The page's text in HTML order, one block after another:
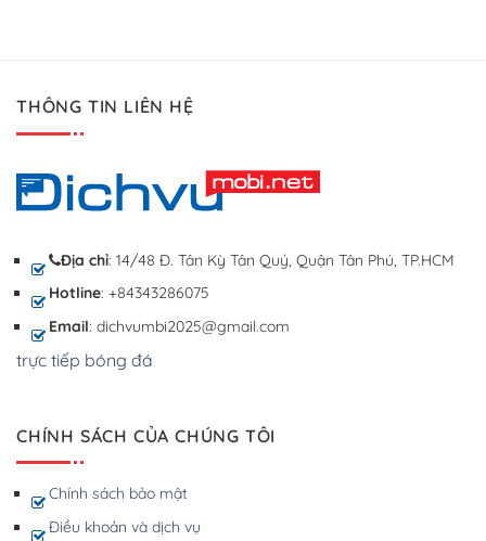
THÔNG TIN LIÊN HỆ
Địa chỉ: 14/48 Đ. Tân Kỳ Tân Quý, Quận Tân Phú, TP.HCM
Hotline: +84343286075
Email: dichvumbi2025@gmail.com
trực tiếp bóng đá
CHÍNH SÁCH CỦA CHÚNG TÔI
Chính sách bảo mật
Điều khoản và dịch vụ